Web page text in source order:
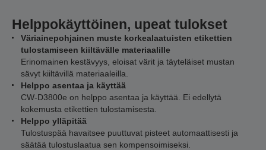
Helppokäyttöinen, upeat tulokset
Väriainepohjainen muste korkealaatuisten etikettien
tulostamiseen kiiltävälle materiaalille
Erinomainen kestävyys, eloisat värit ja täyteläiset mustan
sävyt kiiltävillä materiaaleilla.
Helppo asentaa ja käyttää
CW-D3800e on helppo asentaa ja käyttää. Ei edellytä
kokemusta etikettien tulostamisesta.
Helppo ylläpitää
Tulostuspää havaitsee puuttuvat pisteet automaattisesti ja
säätää tulostuslaatua sen kompensoimiseksi.